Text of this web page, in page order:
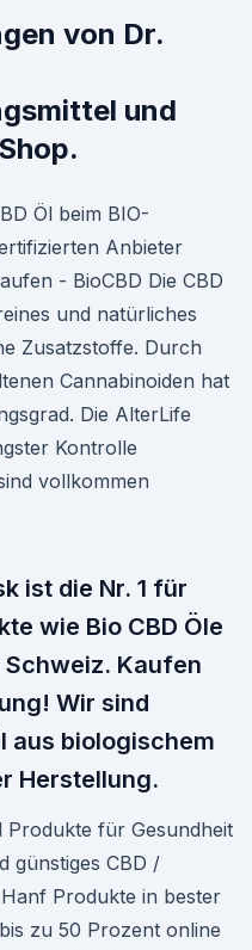
von Dr.
und
Öl beim BIO-
Anbieter
- BioCBD Die CBD
und natürliches
Zusatzstoffe. Durch
Cannabinoiden hat
Die AlterLife
Kontrolle
vollkommen
ist die Nr. 1 für
wie Bio CBD Öle
Schweiz. Kaufen
Wir sind
aus biologischem
Herstellung.
Produkte für Gesundheit
günstiges CBD /
Produkte in bester
zu 50 Prozent online